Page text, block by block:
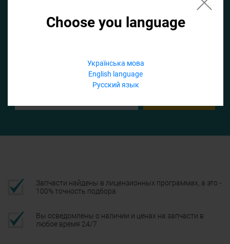
Choose you language
Українська мова
English language
Русский язык
Запчасти найдены в лицензионных программах, а это -
100% точность подбора
Вы осведомлены о наличии и ценах на запчасти в
любое время 24/7